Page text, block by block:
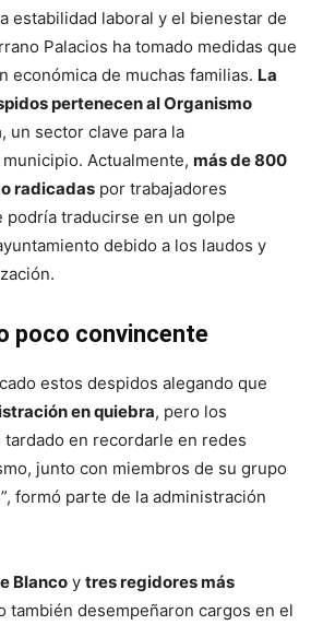
estabilidad laboral y el bienestar de
Palacios ha tomado medidas que
económica de muchas familias. La
pertenecen al Organismo
, un sector clave para la
Actualmente, más de 800
radicadas por trabajadores
podría traducirse en un golpe
debido a los laudos y
poco convincente
estos despidos alegando que
en quiebra, pero los
tardado en recordarle en redes
junto con miembros de su grupo
formó parte de la administración
Blanco y tres regidores más
también desempeñaron cargos en el